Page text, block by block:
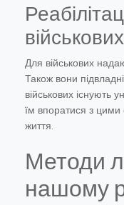
Для військових
Також вони
військових існують
їм впоратися з
життя.
Методи
нашому